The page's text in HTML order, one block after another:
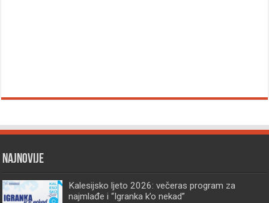
Najnovije
Kalesijsko ljeto 2026: večeras program za
najmlađe i “Igranka k’o nekad”